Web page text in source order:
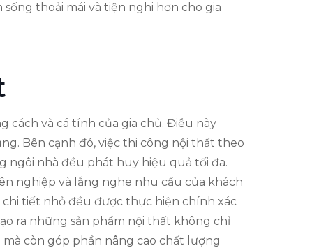
thoải mái và tiện nghi hơn cho gia
và cá tính của gia chủ. Điều này
Bên cạnh đó, việc thi công nội thất theo
ngôi nhà đều phát huy hiệu quả tối đa.
nghiệp và lắng nghe nhu cầu của khách
tiết nhỏ đều được thực hiện chính xác
ra những sản phẩm nội thất không chỉ
còn góp phần nâng cao chất lượng